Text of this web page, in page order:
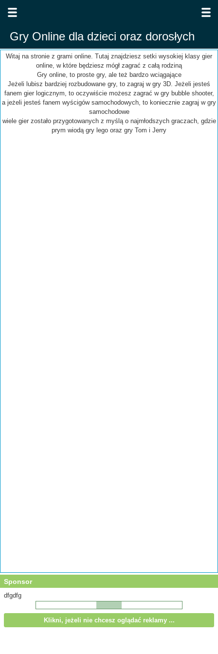
Gry Online dla dzieci oraz dorosłych
Witaj na stronie z grami online. Tutaj znajdziesz setki wysokiej klasy gier
online, w które będziesz mógł zagrać z całą rodziną
Gry online, to proste gry, ale też bardzo wciągające
Jeżeli lubisz bardziej rozbudowane gry, to zagraj w gry 3D. Jeżeli jesteś
fanem gier logicznym, to oczywiście możesz zagrać w gry bubble shooter,
a jeżeli jesteś fanem wyścigów samochodowych, to koniecznie zagraj w gry
samochodowe
wiele gier zostało przygotowanych z myślą o najmłodszych graczach, gdzie
prym wiodą gry lego oraz gry Tom i Jerry
Sponsor
dfgdfg
Klikni, jeżeli nie chcesz oglądać reklamy ...